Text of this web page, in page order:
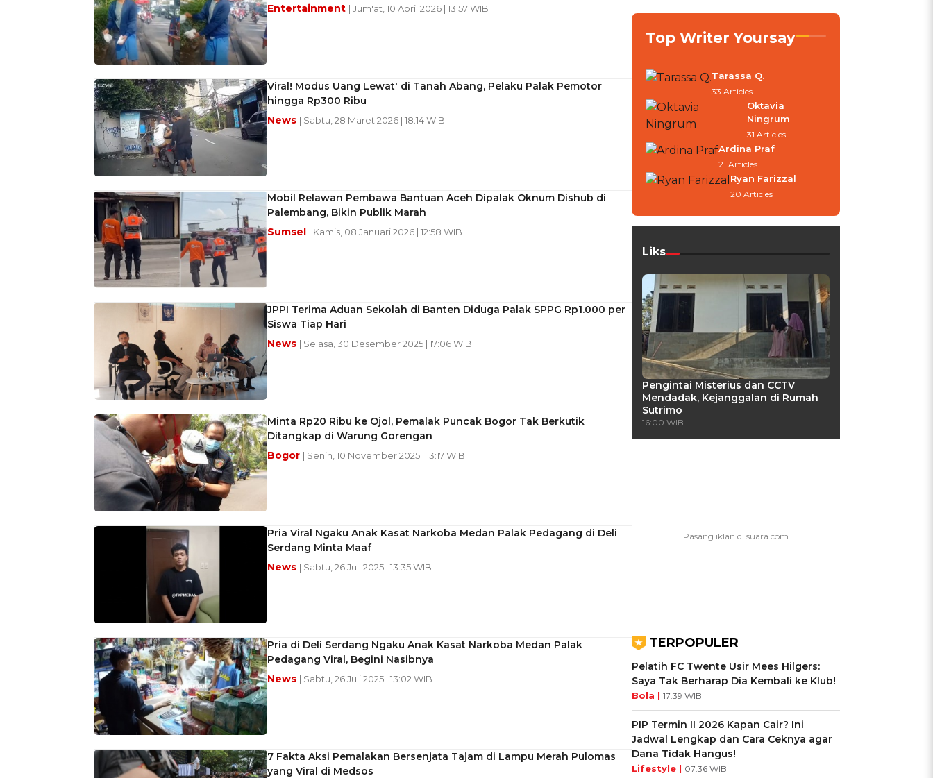
Entertainment | Jum'at, 10 April 2026 | 13:57 WIB
Viral! Modus Uang Lewat' di Tanah Abang, Pelaku Palak Pemotor
hingga Rp300 Ribu
News | Sabtu, 28 Maret 2026 | 18:14 WIB
Mobil Relawan Pembawa Bantuan Aceh Dipalak Oknum Dishub di
Palembang, Bikin Publik Marah
Sumsel | Kamis, 08 Januari 2026 | 12:58 WIB
JPPI Terima Aduan Sekolah di Banten Diduga Palak SPPG Rp1.000 per
Siswa Tiap Hari
News | Selasa, 30 Desember 2025 | 17:06 WIB
Minta Rp20 Ribu ke Ojol, Pemalak Puncak Bogor Tak Berkutik
Ditangkap di Warung Gorengan
Bogor | Senin, 10 November 2025 | 13:17 WIB
Pria Viral Ngaku Anak Kasat Narkoba Medan Palak Pedagang di Deli
Serdang Minta Maaf
News | Sabtu, 26 Juli 2025 | 13:35 WIB
Pria di Deli Serdang Ngaku Anak Kasat Narkoba Medan Palak
Pedagang Viral, Begini Nasibnya
News | Sabtu, 26 Juli 2025 | 13:02 WIB
7 Fakta Aksi Pemalakan Bersenjata Tajam di Lampu Merah Pulomas
yang Viral di Medsos
Top Writer Yoursay
Tarassa Q.
33 Articles
Oktavia
Ningrum
31 Articles
Ardina Praf
21 Articles
Ryan Farizzal
20 Articles
Liks
Pengintai Misterius dan CCTV
Mendadak, Kejanggalan di Rumah
Sutrimo
16:00 WIB
TERPOPULER
Pelatih FC Twente Usir Mees Hilgers:
Saya Tak Berharap Dia Kembali ke Klub!
Bola | 17:39 WIB
PIP Termin II 2026 Kapan Cair? Ini
Jadwal Lengkap dan Cara Ceknya agar
Dana Tidak Hangus!
Lifestyle | 07:36 WIB